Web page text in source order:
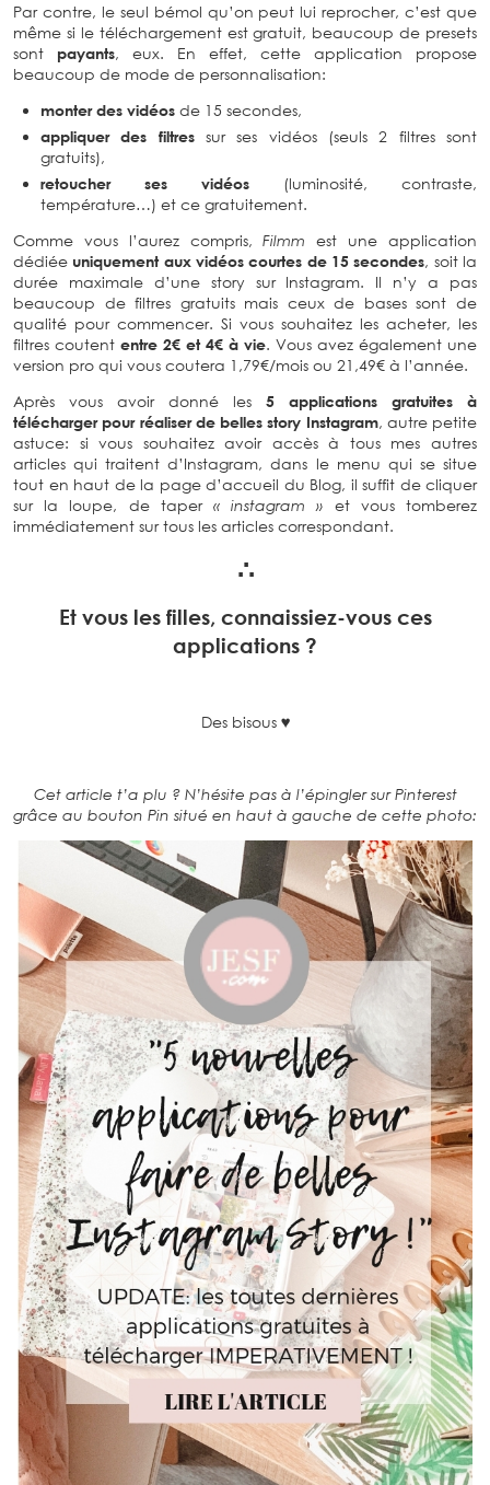
Par contre, le seul bémol qu’on peut lui reprocher, c’est que
même si le téléchargement est gratuit, beaucoup de presets
sont payants, eux. En effet, cette application propose
beaucoup de mode de personnalisation:
monter des vidéos de 15 secondes,
appliquer des filtressur ses vidéos (seuls 2 filtres sont
gratuits),
retoucher ses vidéos (luminosité, contraste,
température…) et ce gratuitement.
Comme vous l’aurez compris,Filmm est une application
dédiée uniquement aux vidéos courtes de 15 secondes, soit la
durée maximale d’une story sur Instagram. Il n’y a pas
beaucoup de filtres gratuits mais ceux de bases sont de
qualité pour commencer. Si vous souhaitez les acheter, les
filtres coutent entre 2€ et 4€ à vie. Vous avez également une
version pro qui vous coutera 1,79€/mois ou 21,49€ à l’année.
Après vous avoir donné les 5 applications gratuites à
télécharger pour réaliser de belles story Instagram, autre petite
astuce: si vous souhaitez avoir accès à tous mes autres
articles qui traitent d’Instagram, dans le menu qui se situe
tout en haut de la page d’accueil du Blog, il suffit de cliquer
sur la loupe, de taper « instagram » et vous tomberez
immédiatement sur tous les articles correspondant.
∴
Et vous les filles, connaissiez-vous ces
applications ?
Des bisous ♥
Cet article t’a plu ? N’hésite pas à l’épingler sur Pinterest
grâce au bouton Pin situé en haut à gauche de cette photo: